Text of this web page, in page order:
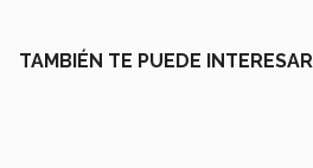
TAMBIÉN TE PUEDE